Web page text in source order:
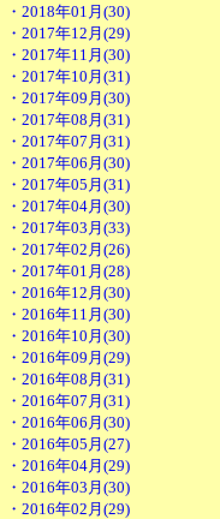
・2018年01月(30)
・2017年12月(29)
・2017年11月(30)
・2017年10月(31)
・2017年09月(30)
・2017年08月(31)
・2017年07月(31)
・2017年06月(30)
・2017年05月(31)
・2017年04月(30)
・2017年03月(33)
・2017年02月(26)
・2017年01月(28)
・2016年12月(30)
・2016年11月(30)
・2016年10月(30)
・2016年09月(29)
・2016年08月(31)
・2016年07月(31)
・2016年06月(30)
・2016年05月(27)
・2016年04月(29)
・2016年03月(30)
・2016年02月(29)